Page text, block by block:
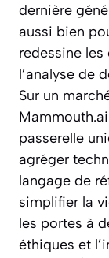
dernière
aussi bien
redessine
l’analyse de
Sur un
passerelle
agréger
langage de
simplifier la
les portes à
éthiques et